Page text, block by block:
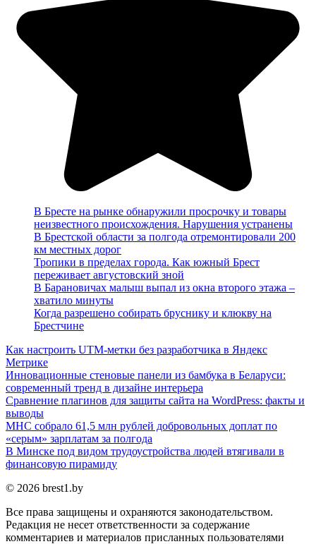
В Бресте на рынке обнаружили просрочку и товары
неизвестного происхождения. Нарушения устранены
В Брестской области за полгода отремонтировали 200
км местных дорог
Тропики в пределах города. Как южный Брест
переживает августовский зной
В Барановичах малыш выпал из окна второго этажа –
хватило минуты
Когда разрешено собирать бруснику и клюкву на
Брестчине
Как настроить UTM-метки без разработчика в Яндекс
Метрике
Инновационные стеновые панели из бамбука в Беларуси:
современный тренд в дизайне интерьера
Сравнение плагинов для защиты сайта на WordPress: факты и
выводы
МНС собрало 61,5 млн рублей добровольных доплат по
«серым» зарплатам за полгода
В Минске под видом трудоустройства людей втягивали в
финансовую пирамиду
© 2026 brest1.by
Все права защищены и охраняются законодательством.
Редакция не несет ответственности за содержание
комментариев и материалов присланных пользователями